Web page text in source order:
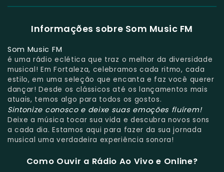
Informações sobre Som Music FM
Som Music FM
é uma rádio eclética que traz o melhor da diversidade
musical! Em Fortaleza, celebramos cada ritmo, cada
estilo, em uma seleção que encanta e faz você querer
dançar! Desde os clássicos até os lançamentos mais
atuais, temos algo para todos os gostos.
Sintonize conosco e deixe suas emoções fluírem!
Deixe a música tocar sua vida e descubra novos sons
a cada dia. Estamos aqui para fazer da sua jornada
musical uma verdadeira experiência sonora!
Como Ouvir a Rádio Ao Vivo e Online?